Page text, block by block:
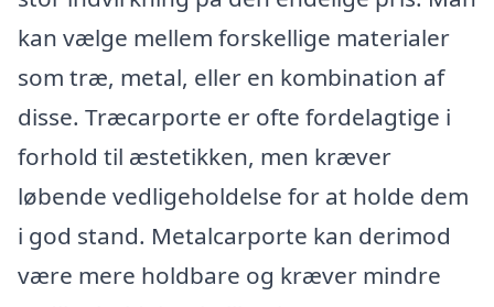
kan vælge mellem forskellige materialer
som træ, metal, eller en kombination af
disse. Træcarporte er ofte fordelagtige i
forhold til æstetikken, men kræver
løbende vedligeholdelse for at holde dem
i god stand. Metalcarporte kan derimod
være mere holdbare og kræver mindre